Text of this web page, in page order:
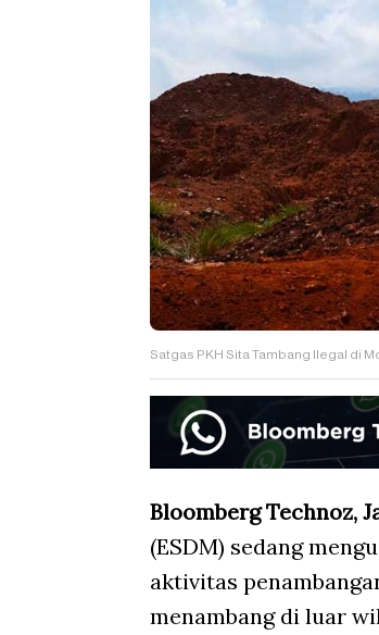
Satgas PKH Sita Tambang Ilegal di
Bloomberg Technoz,
(ESDM) sedang
aktivitas
menambang di luar